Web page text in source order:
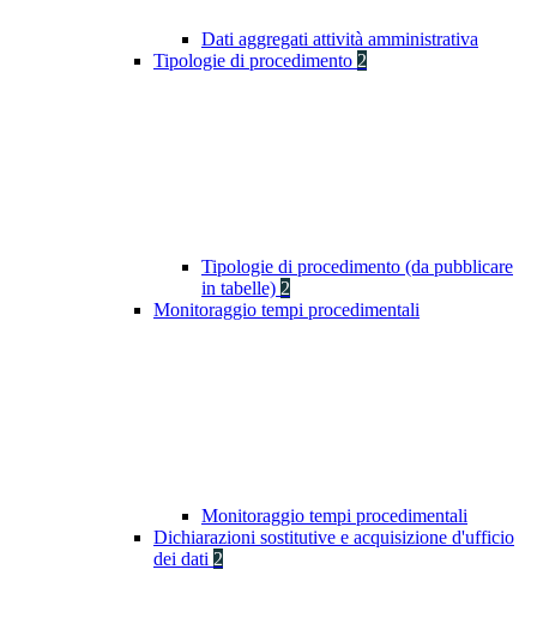
Dati aggregati attività amministrativa
Tipologie di procedimento 2
Tipologie di procedimento (da pubblicare
in tabelle) 2
Monitoraggio tempi procedimentali
Monitoraggio tempi procedimentali
Dichiarazioni sostitutive e acquisizione d'ufficio
dei dati 2